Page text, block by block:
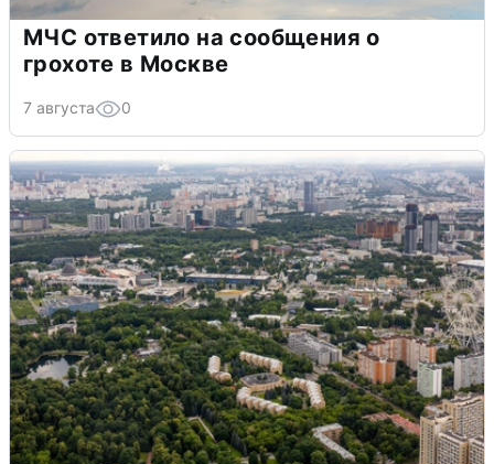
МЧС ответило на сообщения о
грохоте в Москве
7 августа 0